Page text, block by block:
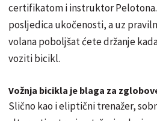
certifikatom i instruktor Pelotona.
posljedica ukočenosti, a uz
volana poboljšat ćete držanje
voziti bicikl.
Vožnja bicikla je blaga za
Slično kao i eliptični trenažer,